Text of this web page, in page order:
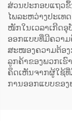
ສ່ວນປະກອບແຖວຂຶ້
ໄພລະຫວ່າງປະເ
ໜັກໃນເວລາເກີດອຸ
ອອກແບບທີ່ມີຄວາມ
ສະໜອງຄວາມຕ້ອ
ລູກຄ້າຂອງພວກເຮົ
ຄຶດເຫັນຈາກຜູ້ໃຊ້
ການອອກແບບຂອງ